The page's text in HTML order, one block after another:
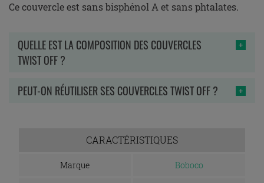
Ce couvercle est sans bisphénol A et sans phtalates.
QUELLE EST LA COMPOSITION DES COUVERCLES
TWIST OFF ?
PEUT-ON RÉUTILISER SES COUVERCLES TWIST OFF ?
CARACTÉRISTIQUES
Marque Boboco